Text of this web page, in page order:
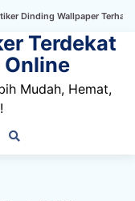
Wallpaper Terhadap Suhu
Terdekat
Mudah, Hemat,